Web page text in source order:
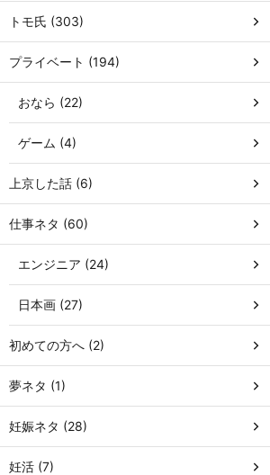
トモ氏 (303)
プライベート (194)
おなら (22)
ゲーム (4)
上京した話 (6)
仕事ネタ (60)
エンジニア (24)
日本画 (27)
初めての方へ (2)
夢ネタ (1)
妊娠ネタ (28)
妊活 (7)